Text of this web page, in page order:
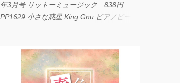
年3月号 リットーミュージック 838円
PP1629 小さな惑星 King Gnu ピアノピース
LOVE... Official髭男dism バンドピース フェ
アリー 825円